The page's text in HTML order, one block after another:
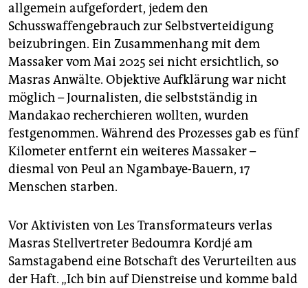
allgemein aufgefordert, jedem den
Schusswaffengebrauch zur Selbstverteidigung
beizubringen. Ein Zusammenhang mit dem
Massaker vom Mai 2025 sei nicht ersichtlich, so
Masras Anwälte. Objektive Aufklärung war nicht
möglich – Journalisten, die selbstständig in
Mandakao recherchieren wollten, wurden
festgenommen. Während des Prozesses gab es fünf
Kilometer entfernt ein weiteres Massaker –
diesmal von Peul an Ngambaye-Bauern, 17
Menschen starben.
Vor Aktivisten von Les Transformateurs verlas
Masras Stellvertreter Bedoumra Kordjé am
Samstagabend eine Botschaft des Verurteilten aus
der Haft. „Ich bin auf Dienstreise und komme bald